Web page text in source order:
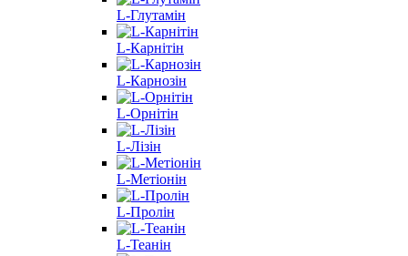
L-Глутамін
L-Карнітін
L-Карнозін
L-Орнітін
L-Лізін
L-Метіонін
L-Пролін
L-Теанін